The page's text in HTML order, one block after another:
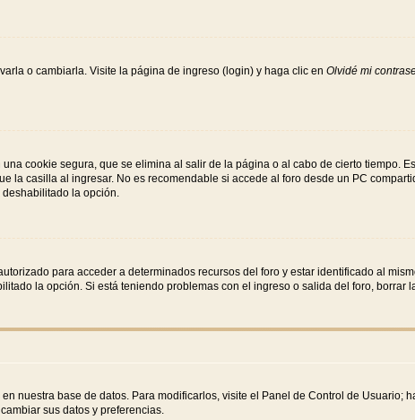
o cambiarla. Visite la página de ingreso (login) y haga clic en Olvidé mi
cookie segura, que se elimina al salir de la página o al cabo de cierto tiempo.
la casilla al ingresar. No es recomendable si accede al foro desde un PC
la opción.
para acceder a determinados recursos del foro y estar identificado al
la opción. Si está teniendo problemas con el ingreso o salida del foro, borrar
nuestra base de datos. Para modificarlos, visite el Panel de Control de Usuario;
sus datos y preferencias.